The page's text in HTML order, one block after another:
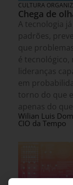
CULTURA
Chega de
A tecnologia
padrões,
que
é tecnológico,
lideranças
em
torno do que
apenas do
Wilian Luis
CIO da Tempo